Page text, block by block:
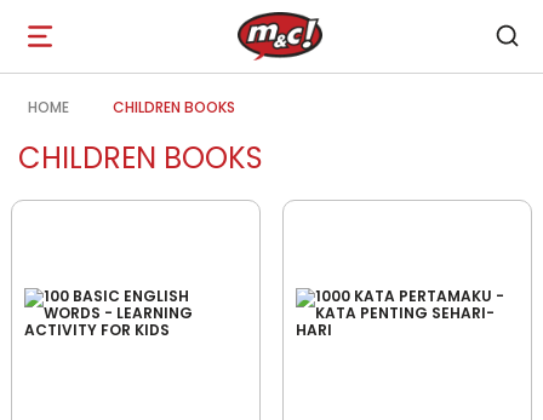
Open
navigation
HOME CHILDREN BOOKS
CHILDREN BOOKS